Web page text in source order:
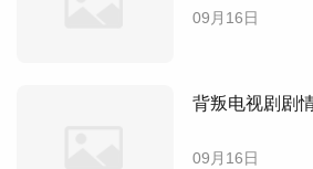
09月16日
背叛电视剧剧
09月16日